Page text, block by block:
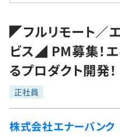
転職成功ガイド
転職エージェント
インタビュー
転職成功ガイド
新卒就活
求人検索
本選考
インターン
新卒エージェント
学習
問題集
4択課題
スキルチェック
プログラミング言語
ゲーム・マンガ
◤フルリモート／
ビス◢ PM募集！
るプロダクト開発！
正社員
株式会社エナーバンク